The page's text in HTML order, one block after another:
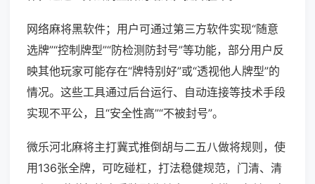
网络麻将黑软件；用户可通过第三方软件实现“随意
选牌”“控制牌型”“防检测防封号”等功能，部分用户反
映其他玩家可能存在“牌特别好”或“透视他人牌型”的
情况。这些工具通过后台运行、自动连接等技术手段
实现不平公，且“安全性高”“不被封号”。
微乐河北麻将主打冀式推倒胡与二五八做将规则，使
用136张全牌，可吃碰杠，打法稳健规范，门清、清